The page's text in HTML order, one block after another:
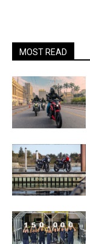
MOST READ